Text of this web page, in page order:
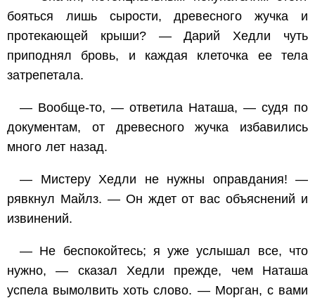
бояться лишь сырости, древесного жучка и
протекающей крыши? — Дарий Хедли чуть
приподнял бровь, и каждая клеточка ее тела
затрепетала.
— Вообще-то, — ответила Наташа, — судя по
документам, от древесного жучка избавились
много лет назад.
— Мистеру Хедли не нужны оправдания! —
рявкнул Майлз. — Он ждет от вас объяснений и
извинений.
— Не беспокойтесь; я уже услышал все, что
нужно, — сказал Хедли прежде, чем Наташа
успела вымолвить хоть слово. — Морган, с вами